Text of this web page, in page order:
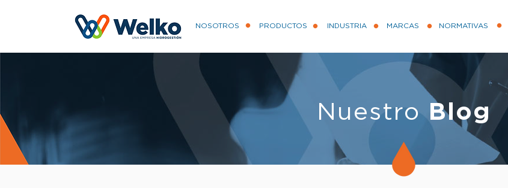
NOSOTROS PRODUCTOS INDUSTRIA MARCAS NORMATIVAS
Nuestro Blog